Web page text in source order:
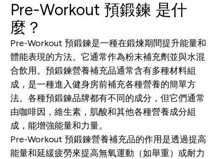
Pre-Workout 預鍛鍊 是什
麼？
Pre-Workout 預鍛鍊是一種在鍛煉期間提升能量和
體能表現的方法。它通常作為粉末補充劑並與水混
合飲用。預鍛鍊營養補充品通常含有多種材料組
成，是一種進入健身房前補充各種營養的簡單方
法。各種預鍛鍊品牌都有不同的成分，但它們通常
由咖啡因，維生素，肌酸和其他各種營養成分組
成，能增強能量和力量。
Pre-Workout 預鍛鍊營養補充品的作用是透過提高
能量和延緩疲勞來提高無氧運動（如舉重）或耐力